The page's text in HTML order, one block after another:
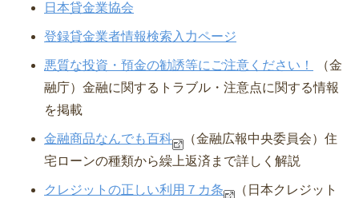
日本貸金業協会
登録貸金業者情報検索入力ページ
悪質な投資・預金の勧誘等にご注意ください！
（金
融庁）⾦融に関するトラブル・注意点に関する情報
を掲載
金融商品なんでも百科 （金融広報中央委員会） 住
宅ローンの種類から繰上返済まで詳しく解説
クレジットの正しい利用７カ条
（日本クレジット